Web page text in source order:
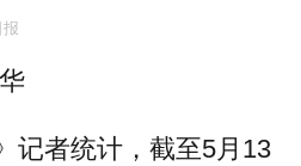
记者统计，截至5月13